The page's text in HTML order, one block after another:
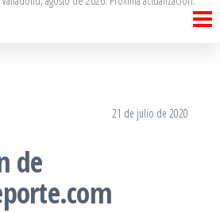
21 de julio de 2020
de